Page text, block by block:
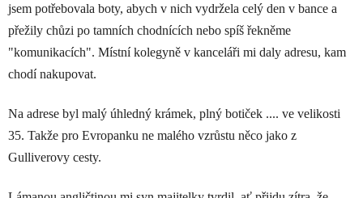
jsem potřebovala boty, abych v nich vydržela celý den v bance a
přežily chůzi po tamních chodnících nebo spíš řekněme
"komunikacích". Místní kolegyně v kanceláři mi daly adresu, kam
chodí nakupovat.
Na adrese byl malý úhledný krámek, plný botiček .... ve velikosti
35. Takže pro Evropanku ne malého vzrůstu něco jako z
Gulliverovy cesty.